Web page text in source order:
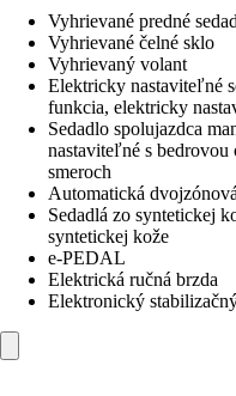
Vyhrievané predné
Vyhrievané čelné sklo
Vyhrievaný volant
Elektricky nastaviteľné
funkcia, elektricky
Sedadlo spolujazdca
nastaviteľné s
smeroch
Automatická
Sedadlá zo syntetickej
syntetickej kože
e-PEDAL
Elektrická ručná brzda
Elektronický